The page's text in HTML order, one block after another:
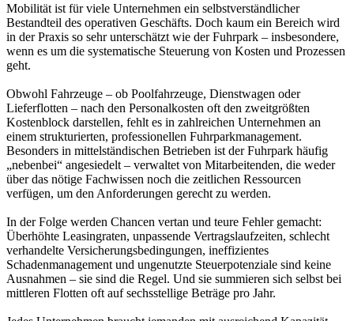
Mobilität ist für viele Unternehmen ein selbstverständlicher
Bestandteil des operativen Geschäfts. Doch kaum ein Bereich wird
in der Praxis so sehr unterschätzt wie der Fuhrpark – insbesondere,
wenn es um die systematische Steuerung von Kosten und Prozessen
geht.
Obwohl Fahrzeuge – ob Poolfahrzeuge, Dienstwagen oder
Lieferflotten – nach den Personalkosten oft den zweitgrößten
Kostenblock darstellen, fehlt es in zahlreichen Unternehmen an
einem strukturierten, professionellen Fuhrparkmanagement.
Besonders in mittelständischen Betrieben ist der Fuhrpark häufig
„nebenbei“ angesiedelt – verwaltet von Mitarbeitenden, die weder
über das nötige Fachwissen noch die zeitlichen Ressourcen
verfügen, um den Anforderungen gerecht zu werden.
In der Folge werden Chancen vertan und teure Fehler gemacht:
Überhöhte Leasingraten, unpassende Vertragslaufzeiten, schlecht
verhandelte Versicherungsbedingungen, ineffizientes
Schadenmanagement und ungenutzte Steuerpotenziale sind keine
Ausnahmen – sie sind die Regel. Und sie summieren sich selbst bei
mittleren Flotten oft auf sechsstellige Beträge pro Jahr.